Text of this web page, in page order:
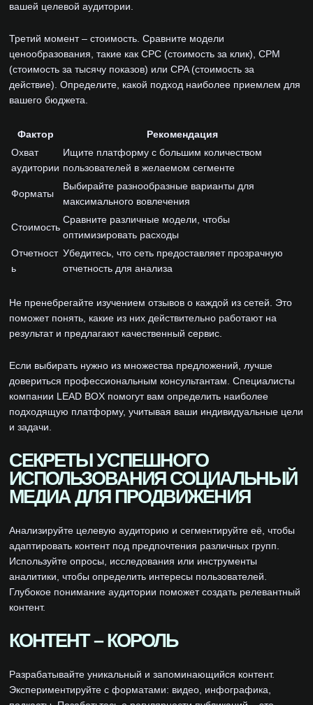
вашей целевой аудитории.
Третий момент – стоимость. Сравните модели
ценообразования, такие как CPC (стоимость за клик), CPM
(стоимость за тысячу показов) или CPA (стоимость за
действие). Определите, какой подход наиболее приемлем для
вашего бюджета.
Фактор
Рекомендация
Охват
аудитории
Ищите платформу с большим количеством
пользователей в желаемом сегменте
Форматы
Выбирайте разнообразные варианты для
максимального вовлечения
Стоимость
Сравните различные модели, чтобы
оптимизировать расходы
Отчетност
ь
Убедитесь, что сеть предоставляет прозрачную
отчетность для анализа
Не пренебрегайте изучением отзывов о каждой из сетей. Это
поможет понять, какие из них действительно работают на
результат и предлагают качественный сервис.
Если выбирать нужно из множества предложений, лучше
довериться профессиональным консультантам. Специалисты
компании LEAD BOX помогут вам определить наиболее
подходящую платформу, учитывая ваши индивидуальные цели
и задачи.
СЕКРЕТЫ УСПЕШНОГО
ИСПОЛЬЗОВАНИЯ СОЦИАЛЬНЫЙ
МЕДИА ДЛЯ ПРОДВИЖЕНИЯ
Анализируйте целевую аудиторию и сегментируйте её, чтобы
адаптировать контент под предпочтения различных групп.
Используйте опросы, исследования или инструменты
аналитики, чтобы определить интересы пользователей.
Глубокое понимание аудитории поможет создать релевантный
контент.
КОНТЕНТ – КОРОЛЬ
Разрабатывайте уникальный и запоминающийся контент.
Экспериментируйте с форматами: видео, инфографика,